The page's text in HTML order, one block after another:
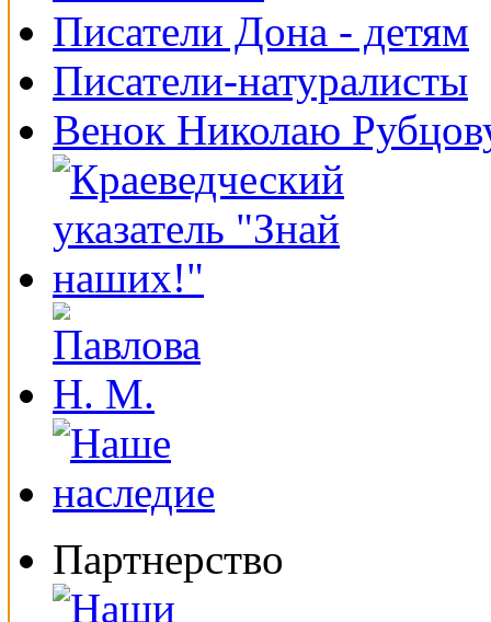
Писатели Дона - детям
Писатели-натуралисты
Венок Николаю
Партнерство